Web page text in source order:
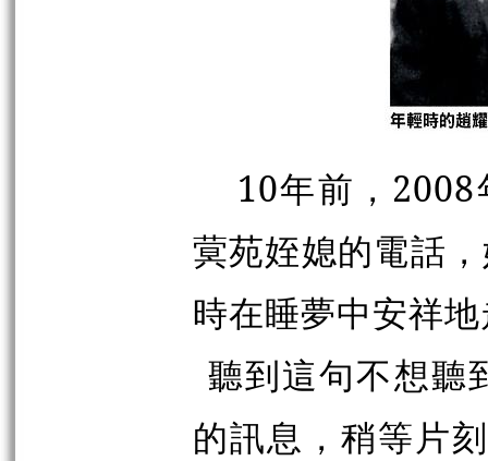
10年前，
蓂苑姪媳的電話
時在睡夢中安祥
聽到這句不想聽
的訊息，稍等片